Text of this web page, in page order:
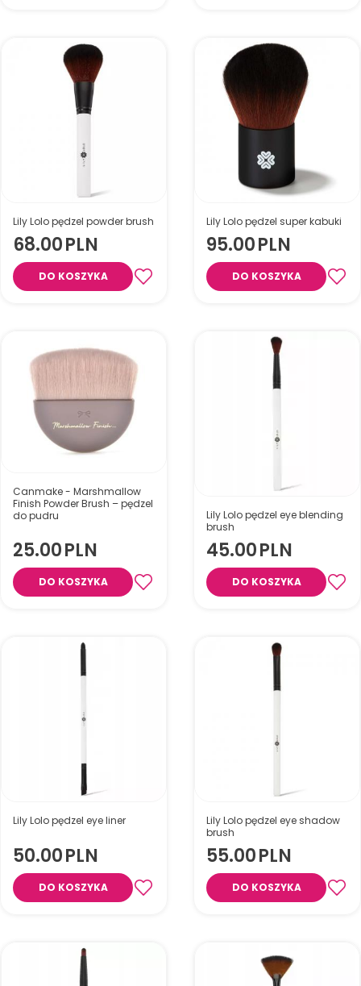
makijażu po użyciu pędzelka.
mineralnego.
Pędzel do pudru
Lily Lolo pędzel powder brush
68.00PLN
DO KOSZYKA
syntetyczny pędzel Kabuki.
Mineralnego Super Kabuki.
Pędzel Kabuki wykonany jest z
nakładania naszego
podkładu mineralnego.
Lily Lolo pędzel super kabuki
95.00PLN
DO KOSZYKA
pudru, zapewnia naturalne,
lekkie wykończenie. Idealny do
poprawek makijażu w ciągu
dnia. Łatwy w czyszczeniu i
przechowywaniu.
Canmake - Marshmallow
Finish Powder Brush – pędzel
do pudru
25.00PLN
DO KOSZYKA
Pędzel do rozcierania cieni
Lily Lolo pędzel eye blending
brush
45.00PLN
DO KOSZYKA
makijażu oczu(kresek)
Lily Lolo pędzel eye liner
50.00PLN
DO KOSZYKA
Lily Lolo pędzel eye shadow
brush
55.00PLN
DO KOSZYKA